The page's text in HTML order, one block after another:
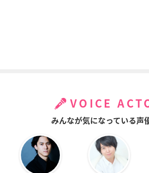
VOICE
みんなが気になっている声